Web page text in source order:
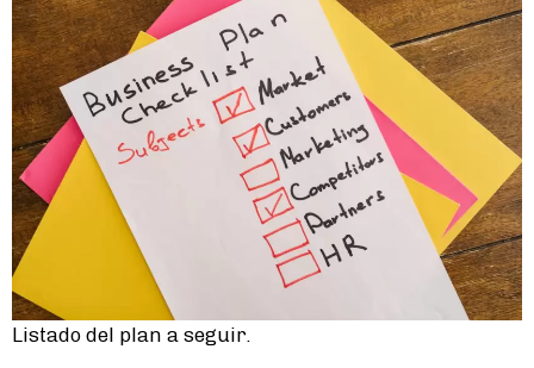
Listado del plan a seguir.